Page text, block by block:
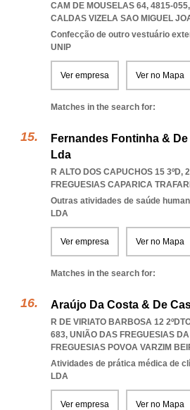
CAM DE MOUSELAS 64, 4815-055,
CALDAS VIZELA SAO MIGUEL
Confecção de outro vestuário
UNIP
Ver empresa Ver no Mapa
Matches in the search for:
Fernandes Fontinha &
Lda
R ALTO DOS CAPUCHOS 15 3ºD,
FREGUESIAS CAPARICA
Outras atividades de saúde
LDA
Ver empresa Ver no Mapa
Matches in the search for:
Araújo Da Costa & De
R DE VIRIATO BARBOSA 12
683, UNIÃO DAS FREGUESIAS
FREGUESIAS POVOA VARZIM
Atividades de prática médica de
LDA
Ver empresa Ver no Mapa